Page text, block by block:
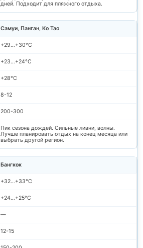
дней. Подходит для пляжного отдыха.
Самуи, Панган, Ко Тао
+29…+30°C
+23…+24°C
+28°C
8-12
200-300
Пик сезона дождей. Сильные ливни, волны.
Лучше планировать отдых на конец месяца или
выбрать другой регион.
Бангкок
+32…+33°C
+24…+25°C
—
12-15